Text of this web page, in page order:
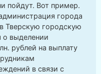
пойдут. Вот пример.
города
Тверскую городскую
о выделении
рублей на выплату
в связи с